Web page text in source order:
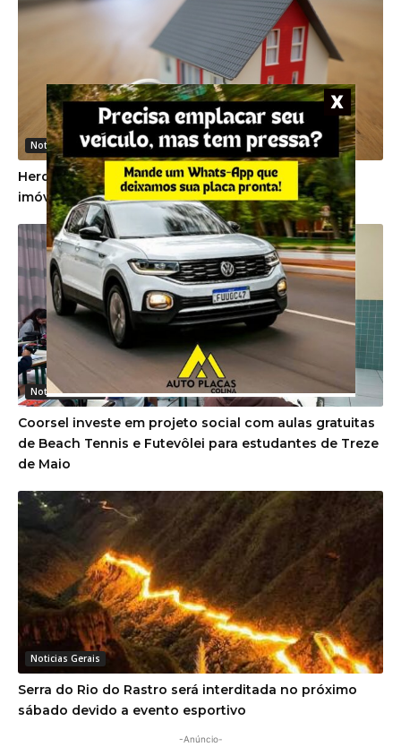
Noticias Gerais
Herdeiros devem cumprir promessa de venda de
imóvel firmada em vida pela proprietária
Noticias Gerais
Coorsel investe em projeto social com aulas gratuitas
de Beach Tennis e Futevôlei para estudantes de Treze
de Maio
Noticias Gerais
Serra do Rio do Rastro será interditada no próximo
sábado devido a evento esportivo
-Anúncio-